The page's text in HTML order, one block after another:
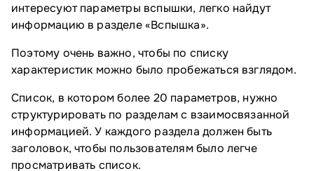
интересуют параметры вспышки, легко найдут
информацию в разделе «Вспышка».
Поэтому очень важно, чтобы по списку
характеристик можно было пробежаться взглядом.
Список, в котором более 20 параметров, нужно
структурировать по разделам с взаимосвязанной
информацией. У каждого раздела должен быть
заголовок, чтобы пользователям было легче
просматривать список.